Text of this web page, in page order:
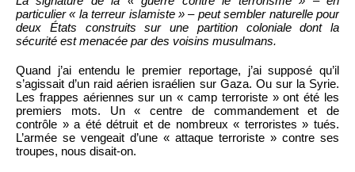
particulier « la terreur islamiste » – peut sembler naturelle pour
deux États construits sur une partition coloniale dont la
sécurité est menacée par des voisins musulmans.
Quand j’ai entendu le premier reportage, j’ai supposé qu’il
s’agissait d’un raid aérien israélien sur Gaza. Ou sur la Syrie.
Les frappes aériennes sur un « camp terroriste » ont été les
premiers mots. Un « centre de commandement et de
contrôle » a été détruit et de nombreux « terroristes » tués.
L’armée se vengeait d’une « attaque terroriste » contre ses
troupes, nous disait-on.